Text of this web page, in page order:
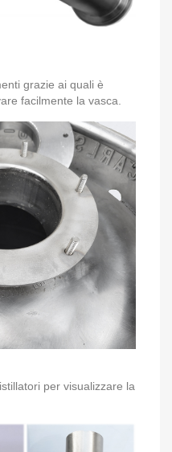
grazie ai quali è
facilmente la vasca.
per visualizzare la